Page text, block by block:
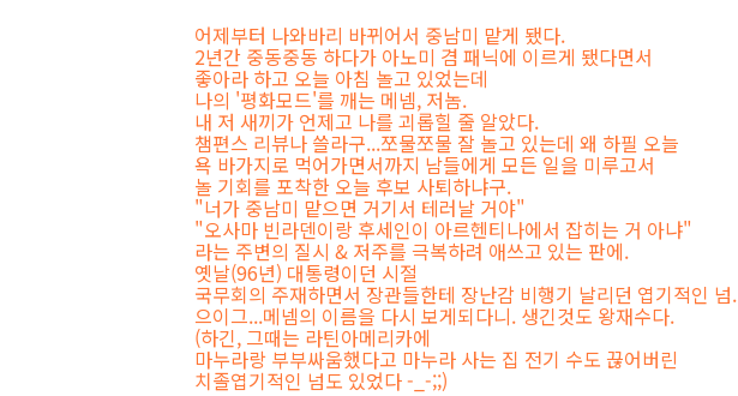
어제부터 나와바리 바뀌어서 중남미 맡게 됐다.
2년간 중동중동 하다가 아노미 겸 패닉에 이르게 됐다면서
좋아라 하고 오늘 아침 놀고 있었는데
나의 '평화모드'를 깨는 메넴, 저놈.
내 저 새끼가 언제고 나를 괴롭힐 줄 알았다.
챔편스 리뷰나 쓸라구...쪼물쪼물 잘 놀고 있는데 왜 하필 오늘
욕 바가지로 먹어가면서까지 남들에게 모든 일을 미루고서
놀 기회를 포착한 오늘 후보 사퇴하냐구.
"너가 중남미 맡으면 거기서 테러날 거야"
"오사마 빈라덴이랑 후세인이 아르헨티나에서 잡히는 거 아냐"
라는 주변의 질시 & 저주를 극복하려 애쓰고 있는 판에.
옛날(96년) 대통령이던 시절
국무회의 주재하면서 장관들한테 장난감 비행기 날리던 엽기적인 넘.
으이그...메넴의 이름을 다시 보게되다니. 생긴것도 왕재수다.
(하긴, 그때는 라틴아메리카에
마누라랑 부부싸움했다고 마누라 사는 집 전기 수도 끊어버린
치졸엽기적인 넘도 있었다 -_-;;)